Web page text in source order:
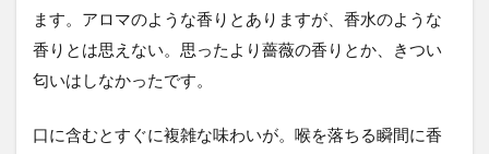
ます。アロマのような香りとありますが、香水のような
香りとは思えない。思ったより薔薇の香りとか、きつい
匂いはしなかったです。
口に含むとすぐに複雑な味わいが。喉を落ちる瞬間に香